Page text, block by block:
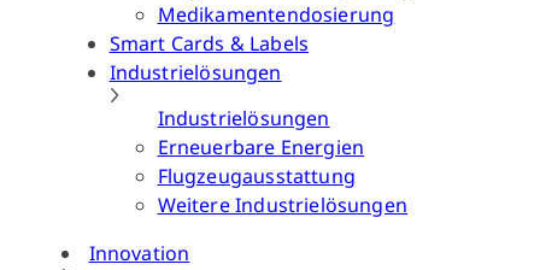
Medikamentendosierung
Smart Cards & Labels
Industrielösungen
Industrielösungen
Erneuerbare Energien
Flugzeugausstattung
Weitere Industrielösungen
Innovation